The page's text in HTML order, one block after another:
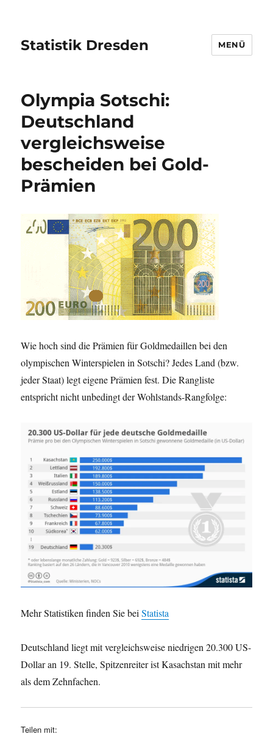
Statistik Dresden MENÜ
Olympia Sotschi:
Deutschland
vergleichsweise
bescheiden bei Gold-
Prämien
Wie hoch sind die Prämien für Goldmedaillen bei den
olympischen Winterspielen in Sotschi? Jedes Land (bzw.
jeder Staat) legt eigene Prämien fest. Die Rangliste
entspricht nicht unbedingt der Wohlstands-Rangfolge:
Mehr Statistiken finden Sie beiStatista
Deutschland liegt mit vergleichsweise niedrigen 20.300 US-
Dollar an 19. Stelle, Spitzenreiter ist Kasachstan mit mehr
als dem Zehnfachen.
Teilen mit: